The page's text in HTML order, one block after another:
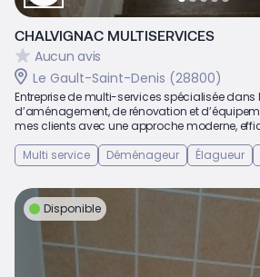
CHALVIGNAC MULTISERVICES
Aucun avis
Le Gault-Saint-Denis (28800)
Entreprise de multi-services spécialisée dans
d’aménagement, de rénovation et
mes clients avec une approche moderne,
Multi service
Déménageur Élagueur
Disponible